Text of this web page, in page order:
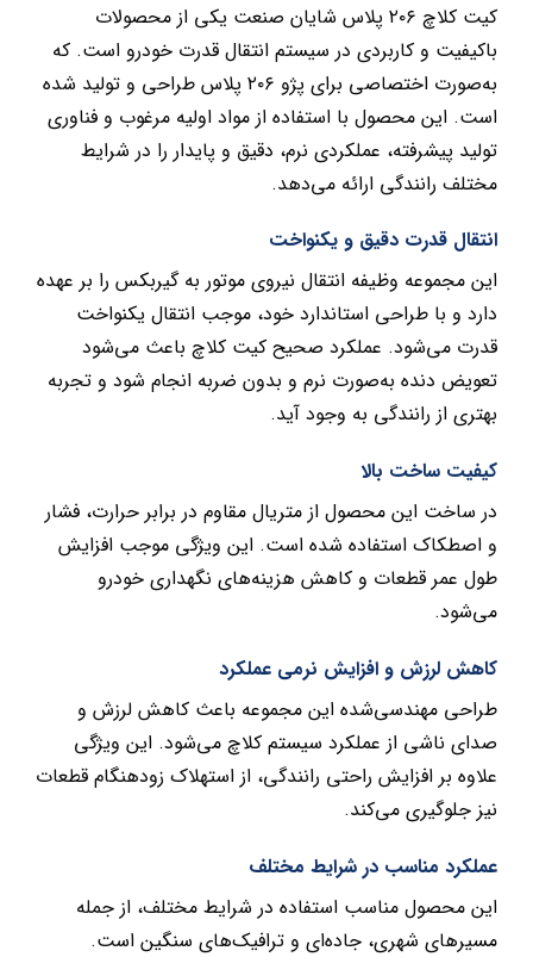
کیت کلاچ ۲۰۶ پلاس شایان صنعت یکی از محصولات
باکیفیت و کاربردی در سیستم انتقال قدرت خودرو است. که
به‌صورت اختصاصی برای پژو ۲۰۶ پلاس طراحی و تولید شده
است. این محصول با استفاده از مواد اولیه مرغوب و فناوری
تولید پیشرفته، عملکردی نرم، دقیق و پایدار را در شرایط
مختلف رانندگی ارائه می‌دهد.
انتقال قدرت دقیق و یکنواخت
این مجموعه وظیفه انتقال نیروی موتور به گیربکس را بر عهده
دارد و با طراحی استاندارد خود، موجب انتقال یکنواخت
قدرت می‌شود. عملکرد صحیح کیت کلاچ باعث می‌شود
تعویض دنده به‌صورت نرم و بدون ضربه انجام شود و تجربه
بهتری از رانندگی به وجود آید.
کیفیت ساخت بالا
در ساخت این محصول از متریال مقاوم در برابر حرارت، فشار
و اصطکاک استفاده شده است. این ویژگی موجب افزایش
طول عمر قطعات و کاهش هزینه‌های نگهداری خودرو
می‌شود.
کاهش لرزش و افزایش نرمی عملکرد
طراحی مهندسی‌شده این مجموعه باعث کاهش لرزش و
صدای ناشی از عملکرد سیستم کلاچ می‌شود. این ویژگی
علاوه بر افزایش راحتی رانندگی، از استهلاک زودهنگام قطعات
نیز جلوگیری می‌کند.
عملکرد مناسب در شرایط مختلف
این محصول مناسب استفاده در شرایط مختلف، از جمله
مسیرهای شهری، جاده‌ای و ترافیک‌های سنگین است.